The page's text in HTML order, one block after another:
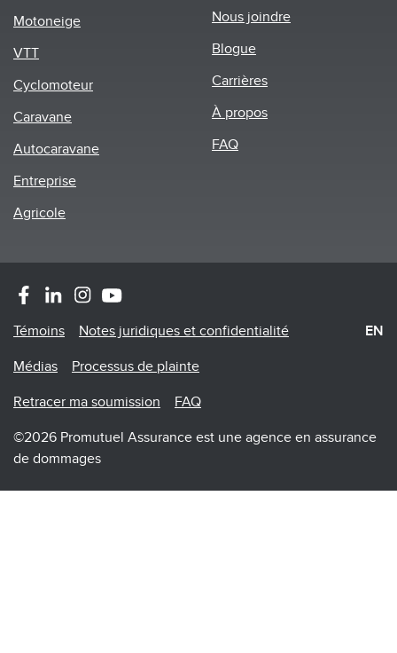
Motoneige
VTT
Cyclomoteur
Caravane
Autocaravane
Entreprise
Agricole
Footer
Nous joindre
Blogue
Carrières
À propos
FAQ
Footer
Menu
Témoins
Notes juridiques et confidentialité
Médias
Processus de plainte
Retracer ma soumission
FAQ
EN
©2026 Promutuel Assurance est une agence en assurance
de dommages